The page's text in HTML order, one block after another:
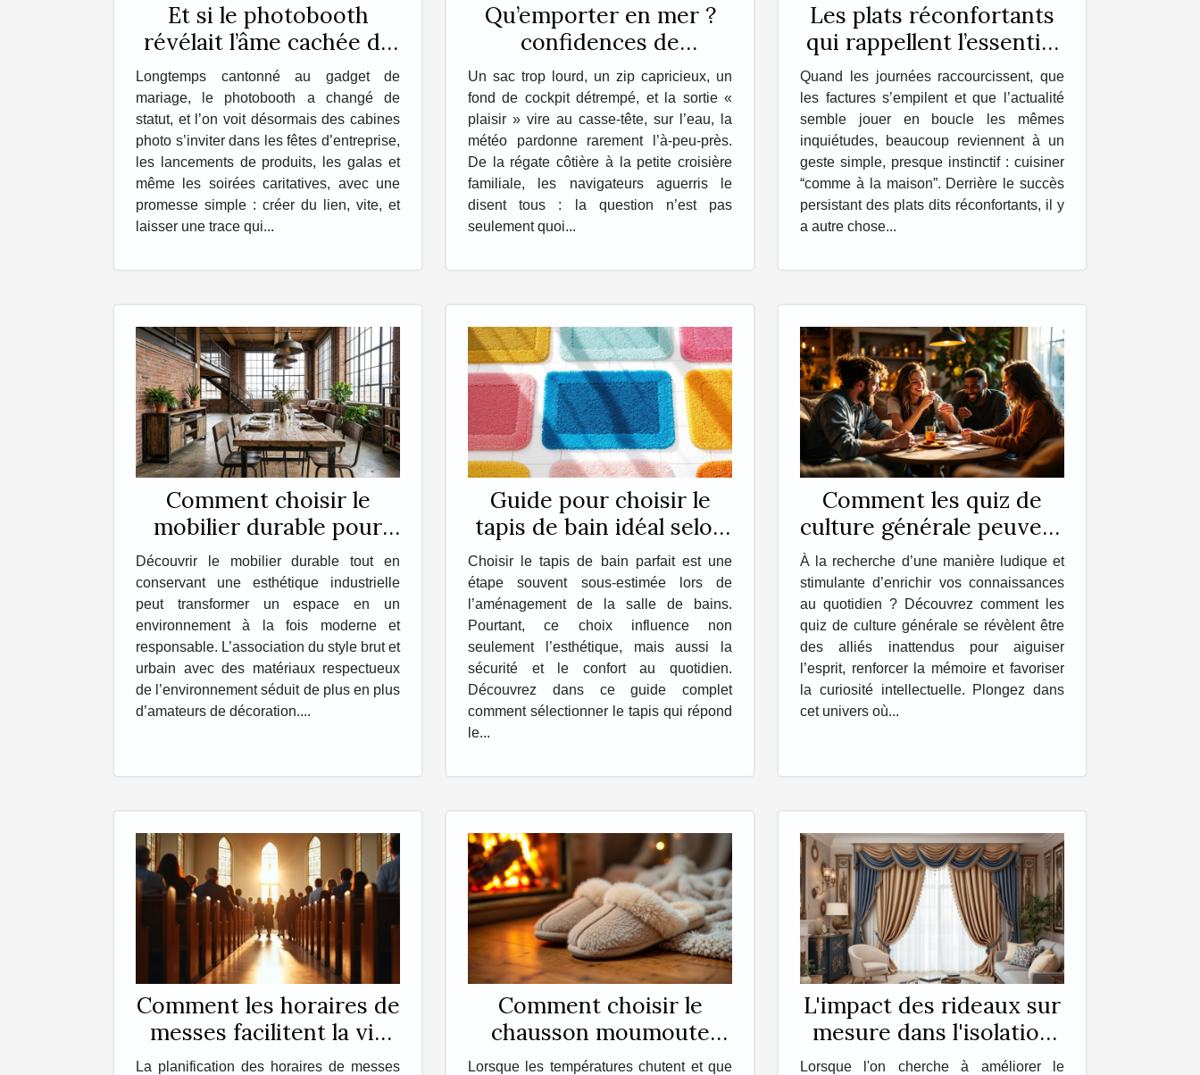
Et si le photobooth
révélait l’âme cachée de
vos événements ?
Longtemps cantonné au gadget de
mariage, le photobooth a changé de
statut, et l’on voit désormais des cabines
photo s’inviter dans les fêtes d’entreprise,
les lancements de produits, les galas et
même les soirées caritatives, avec une
promesse simple : créer du lien, vite, et
laisser une trace qui...
Qu’emporter en mer ?
confidences de
navigateurs sur leur sac
idéal
Un sac trop lourd, un zip capricieux, un
fond de cockpit détrempé, et la sortie «
plaisir » vire au casse-tête, sur l’eau, la
météo pardonne rarement l’à-peu-près.
De la régate côtière à la petite croisière
familiale, les navigateurs aguerris le
disent tous : la question n’est pas
seulement quoi...
Les plats réconfortants
qui rappellent l’essentiel
chez soi
Quand les journées raccourcissent, que
les factures s’empilent et que l’actualité
semble jouer en boucle les mêmes
inquiétudes, beaucoup reviennent à un
geste simple, presque instinctif : cuisiner
“comme à la maison”. Derrière le succès
persistant des plats dits réconfortants, il y
a autre chose...
Comment choisir le
mobilier durable pour
une esthétique
industrielle ?
Découvrir le mobilier durable tout en
conservant une esthétique industrielle
peut transformer un espace en un
environnement à la fois moderne et
responsable. L’association du style brut et
urbain avec des matériaux respectueux
de l’environnement séduit de plus en plus
d’amateurs de décoration....
Guide pour choisir le
tapis de bain idéal selon
vos besoins
Choisir le tapis de bain parfait est une
étape souvent sous-estimée lors de
l’aménagement de la salle de bains.
Pourtant, ce choix influence non
seulement l’esthétique, mais aussi la
sécurité et le confort au quotidien.
Découvrez dans ce guide complet
comment sélectionner le tapis qui répond
le...
Comment les quiz de
culture générale peuvent
enrichir votre quotidien
?
À la recherche d’une manière ludique et
stimulante d’enrichir vos connaissances
au quotidien ? Découvrez comment les
quiz de culture générale se révèlent être
des alliés inattendus pour aiguiser
l’esprit, renforcer la mémoire et favoriser
la curiosité intellectuelle. Plongez dans
cet univers où...
Comment les horaires de
messes facilitent la vie
des pratiquants ?
La planification des horaires de messes
Comment choisir le
chausson moumoute
idéal pour l'hiver ?
Lorsque les températures chutent et que
L'impact des rideaux sur
mesure dans l'isolation
de votre intérieur
Lorsque l'on cherche à améliorer le